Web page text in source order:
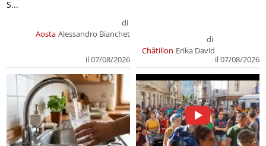
Alessandro Bianchet
Erika David